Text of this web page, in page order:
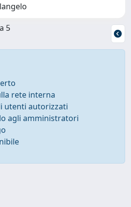
5
rete interna
utenti autorizzati
agli amministratori